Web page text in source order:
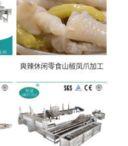
爽辣休闲零食山椒凤爪加工
流水线）